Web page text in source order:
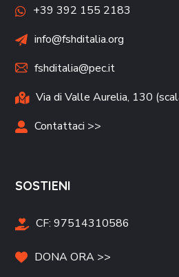
+39 392 155 2183
info@fshditalia.org
fshditalia@pec.it
Via di Valle Aurelia, 130
Contattaci >>
SOSTIENI
CF:97514310586
DONA ORA >>